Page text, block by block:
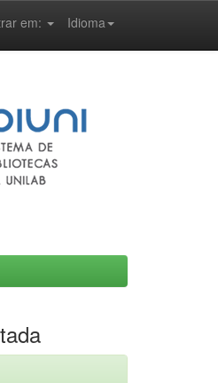
Idioma
em: